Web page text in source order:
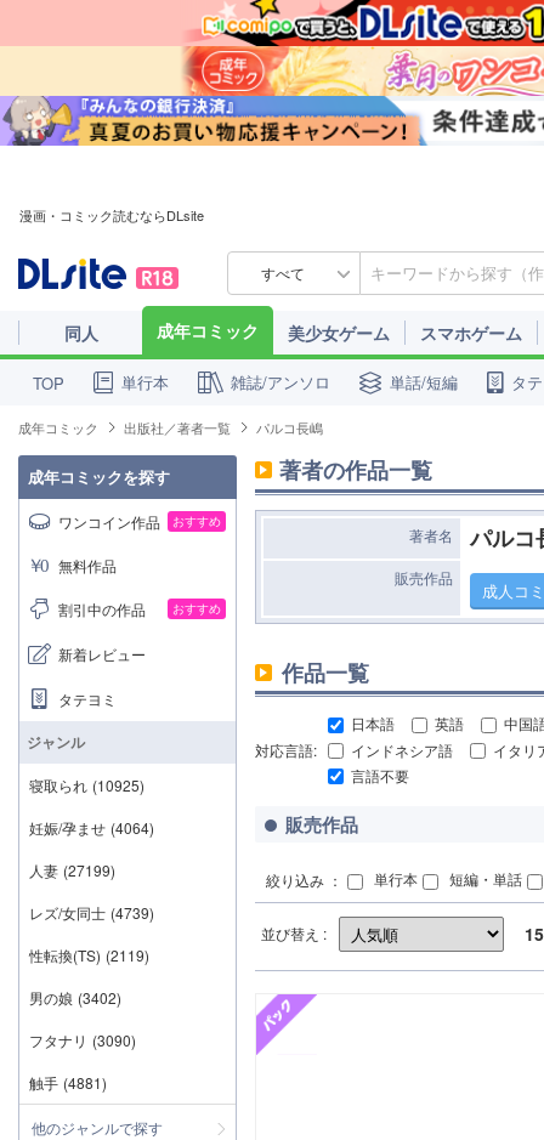
漫画・コミック読むならDLsite
すべて
同人 成年コミック 美少女ゲーム スマホゲーム
TOP 単行本 雑誌/アンソロ 単話/短編 タ
成年コミック 出版社／著者一覧 パルコ長嶋
著者の作品一覧
著者名 パルコ
販売作品
成人コ
作品一覧
対応言語:
日本語 英語
中国
インドネシア語
イタリ
言語不要
販売作品
絞り込み ： 単行本 短編・単話
並び替え :
成年コミックを探す
ワンコイン作品 おすすめ
無料作品
割引中の作品 おすすめ
新着レビュー
タテヨミ
ジャンル
寝取られ (10925)
妊娠/孕ませ (4064)
人妻 (27199)
レズ/女同士 (4739)
性転換(TS) (2119)
男の娘 (3402)
フタナリ (3090)
触手 (4881)
他のジャンルで探す